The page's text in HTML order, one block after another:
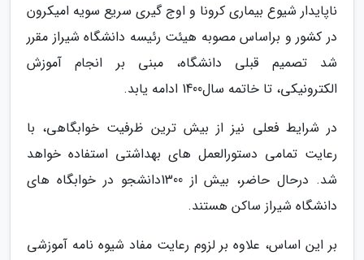
ناپایدار شیوع بیماری کرونا و اوج گیری سریع سویه امیکرون
در کشور و براساس مصوبه هیئت رئیسه دانشگاه شیراز مقرر
شد تصمیم قبلی دانشگاه، مبنی بر انجام آموزش
الکترونیکی، تا خاتمه سال1400 ادامه یابد.
در شرایط فعلی نیز از بیش ترین ظرفیت خوابگاهی، با
رعایت تمامی دستورالعمل های بهداشتی استفاده خواهد
شد. درحال حاضر، بیش از 1300دانشجو در خوابگاه های
دانشگاه شیراز ساکن هستند.
بر این اساس، علاوه بر لزوم رعایت مفاد شیوه نامه آموزشی